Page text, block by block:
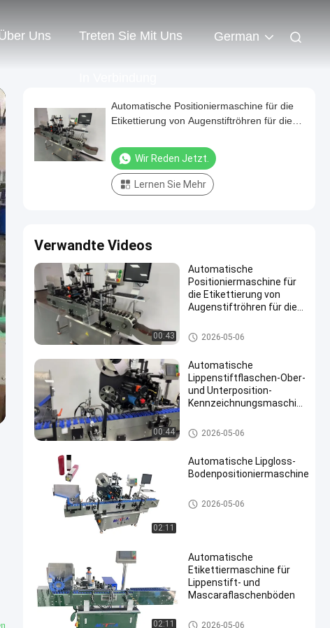
Uns Treten Sie Mit Uns German
Automatische Positioniermaschine für die
Etikettierung von Augenstiftröhren für die
Wir Reden Jetzt.
Lernen Sie Mehr
Verwandte Videos
00:43
Automatische
Positioniermaschine für
die Etikettierung von
Augenstiftröhren für die
Etikettiermaschine der Flasche
2026-05-06
00:44
Automatische
Lippenstiftflaschen-Ober-
und Unterposition-
Kennzeichnungsmaschine
Etikettiermaschine der Flasche
2026-05-06
02:11
Automatische Lipgloss-
Bodenpositioniermaschine
Etikettiermaschine der Flasche
2026-05-06
02:11
Automatische
Etikettiermaschine für
Lippenstift- und
Mascaraflaschenböden
Etikettiermaschine der Flasche
2026-05-06